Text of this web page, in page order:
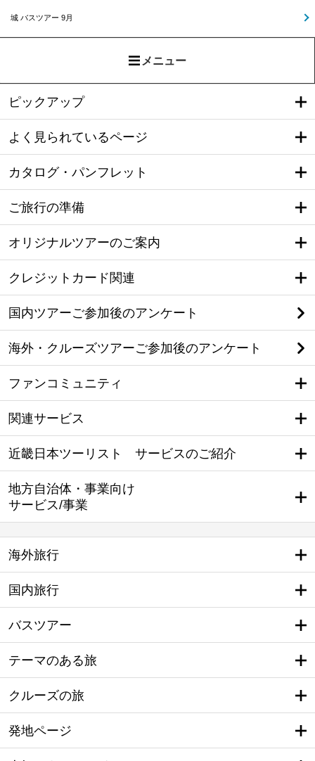
城 バスツアー 9月
メニュー
ピックアップ
よく見られているページ
カタログ・パンフレット
ご旅行の準備
オリジナルツアーのご案内
クレジットカード関連
国内ツアーご参加後のアンケート
海外・クルーズツアーご参加後のアンケート
ファンコミュニティ
関連サービス
近畿日本ツーリスト サービスのご紹介
地方自治体・事業向け
サービス/事業
海外旅行
国内旅行
バスツアー
テーマのある旅
クルーズの旅
発地ページ